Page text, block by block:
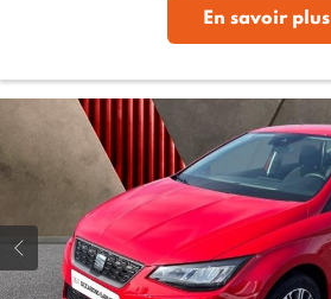
En savoir plus